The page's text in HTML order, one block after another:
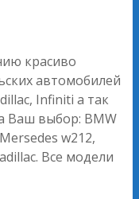
красиво
автомобилей
Infiniti а так
Ваш выбор: BMW
w212,
Все модели